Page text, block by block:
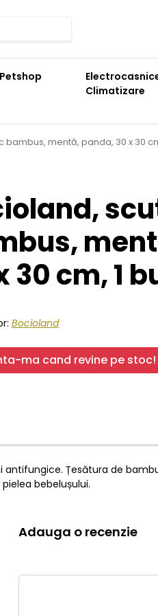
Petshop
Climatizare
bambus, mentă, panda, 30 x 30
30 cm, 1
Bocioland
ma cand revine pe stoc!
Țesătura de
bebelușului.
Adauga o recenzie